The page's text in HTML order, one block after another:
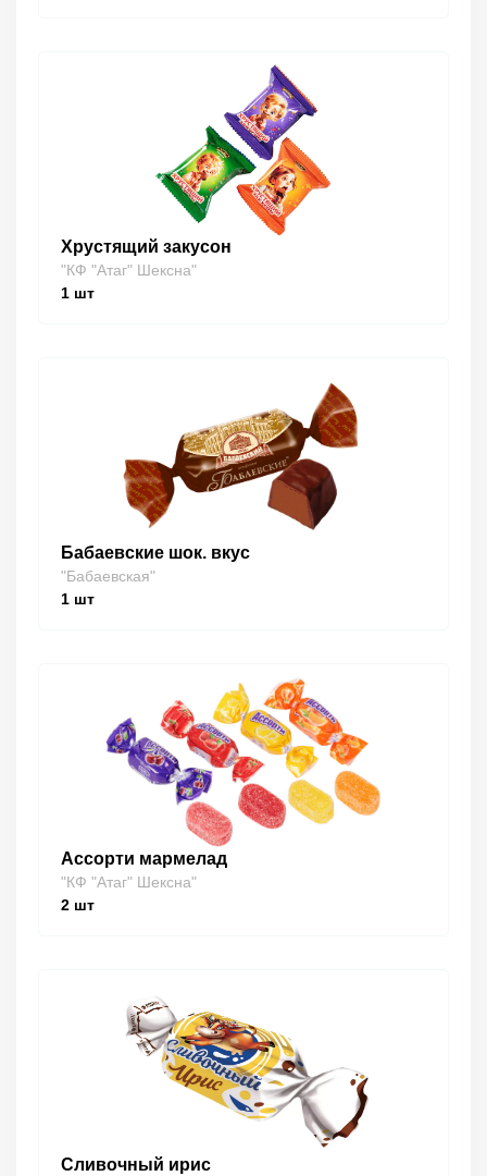
Хрустящий закусон
"КФ "Атаг" Шексна"
1 шт
Бабаевские шок. вкус
"Бабаевская"
1 шт
Ассорти мармелад
"КФ "Атаг" Шексна"
2 шт
Сливочный ирис